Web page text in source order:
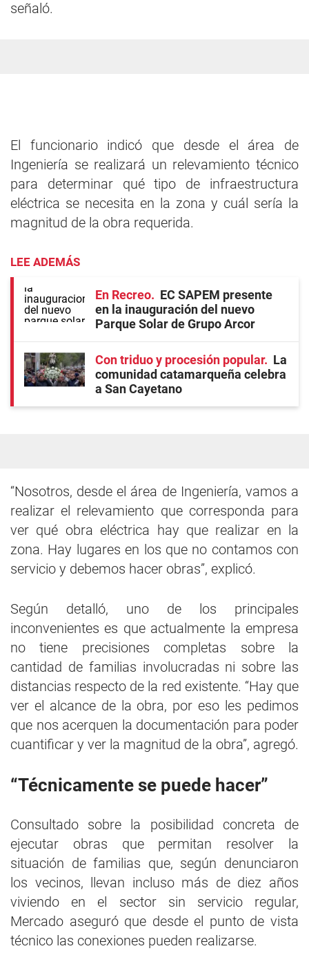
señaló.
El funcionario indicó que desde el área de
Ingeniería se realizará un relevamiento técnico
para determinar qué tipo de infraestructura
eléctrica se necesita en la zona y cuál sería la
magnitud de la obra requerida.
LEE ADEMÁS
En Recreo
EC SAPEM presente
en la inauguración del nuevo
Parque Solar de Grupo Arcor
Con triduo y procesión popular
La
comunidad catamarqueña celebra
a San Cayetano
“Nosotros, desde el área de Ingeniería, vamos a
realizar el relevamiento que corresponda para
ver qué obra eléctrica hay que realizar en la
zona. Hay lugares en los que no contamos con
servicio y debemos hacer obras”, explicó.
Según detalló, uno de los principales
inconvenientes es que actualmente la empresa
no tiene precisiones completas sobre la
cantidad de familias involucradas ni sobre las
distancias respecto de la red existente. “Hay que
ver el alcance de la obra, por eso les pedimos
que nos acerquen la documentación para poder
cuantificar y ver la magnitud de la obra”, agregó.
“Técnicamente se puede hacer”
Consultado sobre la posibilidad concreta de
ejecutar obras que permitan resolver la
situación de familias que, según denunciaron
los vecinos, llevan incluso más de diez años
viviendo en el sector sin servicio regular,
Mercado aseguró que desde el punto de vista
técnico las conexiones pueden realizarse.